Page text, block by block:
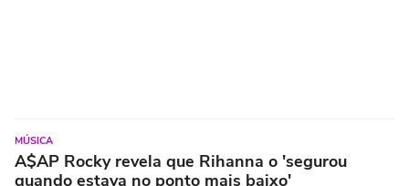
MÚSICA
A$AP Rocky revela que Rihanna o 'segurou
quando estava no ponto mais baixo'